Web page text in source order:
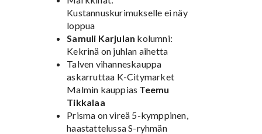
Kustannuskurimukselle ei näy
loppua
Samuli Karjulan kolumni:
Kekrinä on juhlan aihetta
Talven vihanneskauppa
askarruttaa K-Citymarket
Malmin kauppias Teemu
Tikkalaa
Prisma on vireä 5-kymppinen,
haastattelussa S-ryhmän